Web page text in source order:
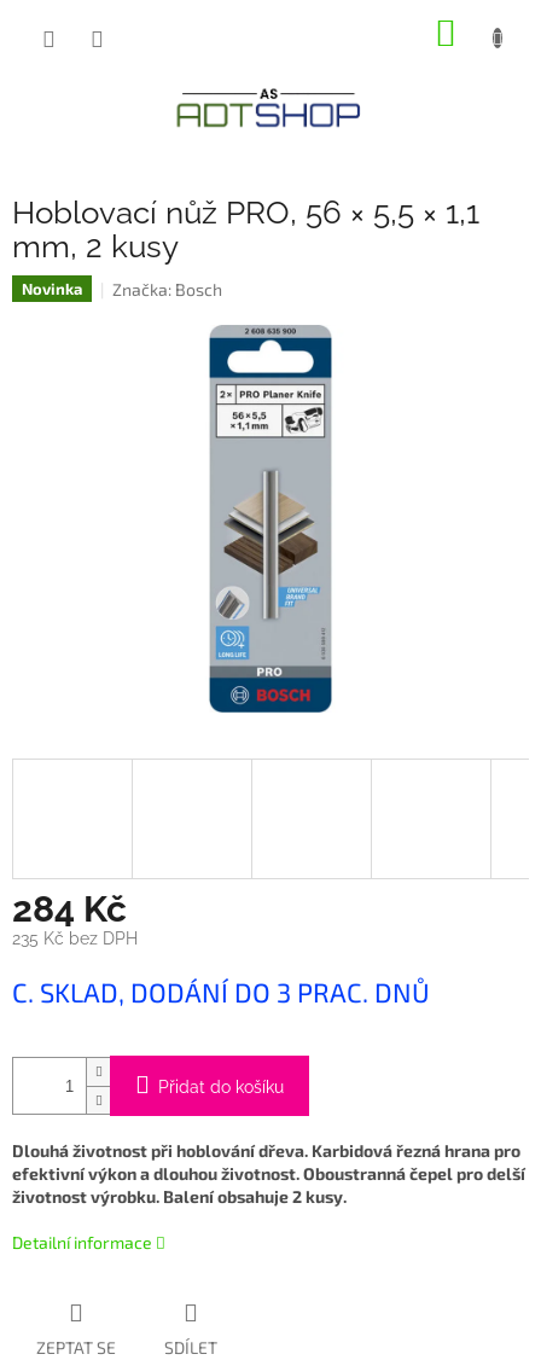
Hoblovací nůž PRO, 56 × 5,5 × 1,1
mm, 2 kusy
Novinka Značka: Bosch
284 Kč
235 Kč bez DPH
cena:
C. SKLAD, DODÁNÍ DO 3 PRAC. DNŮ
Přidat do košíku
Dlouhá životnost při hoblování dřeva. Karbidová řezná hrana pro
efektivní výkon a dlouhou životnost. Oboustranná čepel pro delší
životnost výrobku. Balení obsahuje 2 kusy.
Detailní informace
ZEPTAT SE SDÍLET